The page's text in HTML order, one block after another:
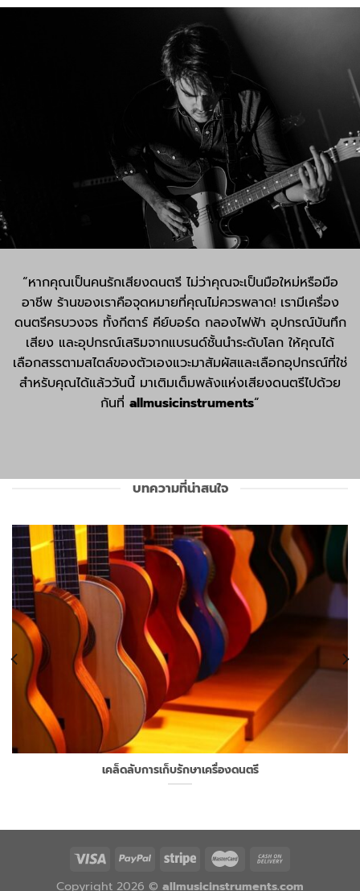
“หากคุณเป็นคนรักเสียงดนตรี ไม่ว่าคุณจะเป็นมือใหม่หรือมือ
อาชีพ ร้านของเราคือจุดหมายที่คุณไม่ควรพลาด! เรามีเครื่อง
ดนตรีครบวงจร ทั้งกีตาร์ คีย์บอร์ด กลองไฟฟ้า อุปกรณ์บันทึก
เสียง และอุปกรณ์เสริมจากแบรนด์ชั้นนำระดับโลก ให้คุณได้
เลือกสรรตามสไตล์ของตัวเองแวะมาสัมผัสและเลือกอุปกรณ์ที่ใช่
สำหรับคุณได้แล้ววันนี้ มาเติมเต็มพลังแห่งเสียงดนตรีไปด้วย
กันที่ allmusicinstruments“
บทความที่น่าสนใจ
เคล็ดลับการเก็บรักษาเครื่องดนตรี
Copyright 2026 © allmusicinstruments.com